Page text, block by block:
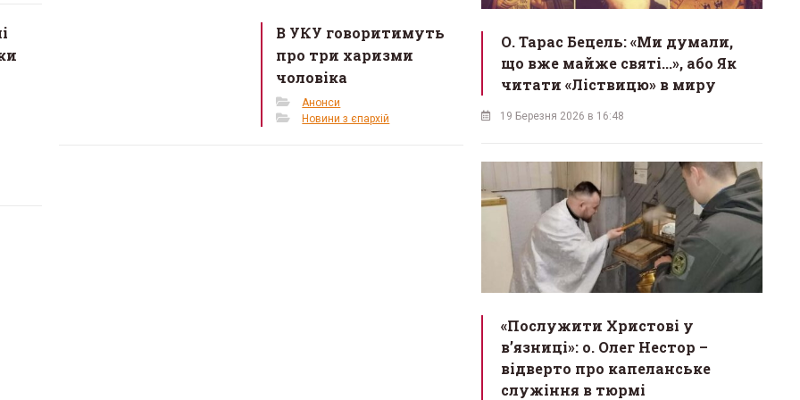
В УКУ говоритимуть
про три харизми
чоловіка
Анонси
Новини з єпархій
О. Тарас Бецель: «Ми думали,
що вже майже святі...», або Як
читати «Ліствицю» в миру
19 Березня 2026 в 16:48
«Послужити Христові у
вʼязниці»: о. Олег Нестор –
відверто про капеланське
служіння в тюрмі